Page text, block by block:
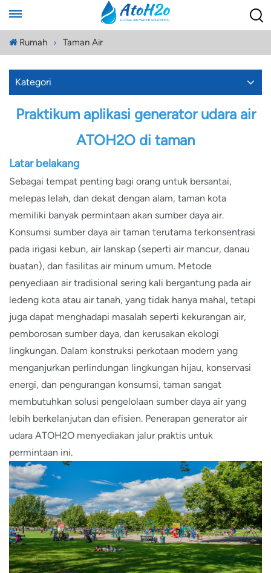
Rumah Taman Air
Kategori
Praktikum aplikasi generator udara air
ATOH2O di taman
Latar belakang
Sebagai tempat penting bagi orang untuk bersantai,
melepas lelah, dan dekat dengan alam, taman kota
memiliki banyak permintaan akan sumber daya air.
Konsumsi sumber daya air taman terutama terkonsentrasi
pada irigasi kebun, air lanskap (seperti air mancur, danau
buatan), dan fasilitas air minum umum. Metode
penyediaan air tradisional sering kali bergantung pada air
ledeng kota atau air tanah, yang tidak hanya mahal, tetapi
juga dapat menghadapi masalah seperti kekurangan air,
pemborosan sumber daya, dan kerusakan ekologi
lingkungan. Dalam konstruksi perkotaan modern yang
menganjurkan perlindungan lingkungan hijau, konservasi
energi, dan pengurangan konsumsi, taman sangat
membutuhkan solusi pengelolaan sumber daya air yang
lebih berkelanjutan dan efisien. Penerapan generator air
udara ATOH2O menyediakan jalur praktis untuk
permintaan ini.